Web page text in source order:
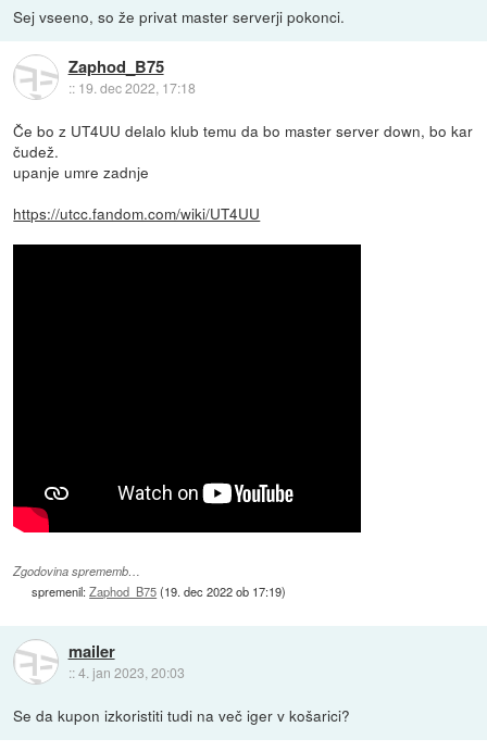
Sej vseeno, so že privat master serverji pokonci.
Zaphod_B75
:: 19. dec 2022, 17:18
Če bo z UT4UU delalo klub temu da bo master server down, bo kar
čudež.
upanje umre zadnje
https://utcc.fandom.com/wiki/UT4UU
Zgodovina sprememb…
spremenil:Zaphod_B75(19. dec 2022 ob 17:19)
mailer
::4. jan 2023, 20:03
Se da kupon izkoristiti tudi na več iger v košarici?